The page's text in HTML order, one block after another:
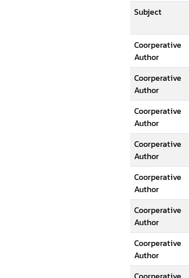
Subject
Coorperative
Author
Coorperative
Author
Coorperative
Author
Coorperative
Author
Coorperative
Author
Coorperative
Author
Coorperative
Author